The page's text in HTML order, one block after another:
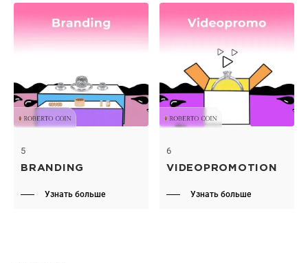
5
BRANDING
Узнать больше
6
VIDEOPROMOTION
Узнать больше